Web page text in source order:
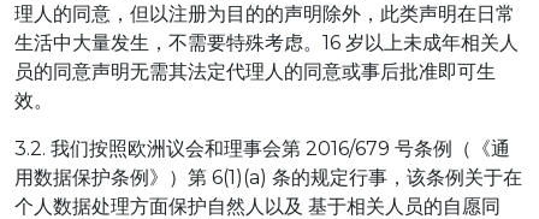
理人的同意，但以注册为目的的声明除外，此类声明在日常
生活中大量发生，不需要特殊考虑。16 岁以上未成年相关人
员的同意声明无需其法定代理人的同意或事后批准即可生
效。
3.2. 我们按照欧洲议会和理事会第 2016/679 号条例（《通
用数据保护条例》）第 6(1)(a) 条的规定行事，该条例关于在
个人数据处理方面保护自然人以及 基于相关人员的自愿同